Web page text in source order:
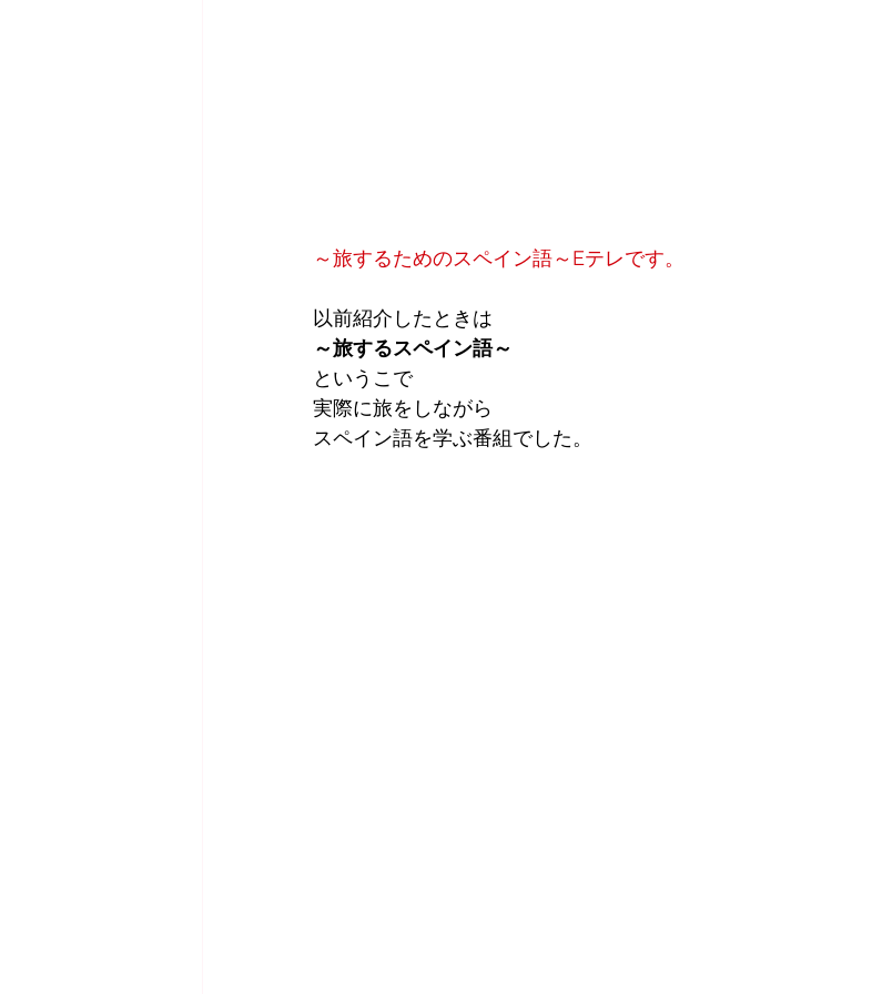
～旅するためのスペイン語～Eテレです。
以前紹介したときは
～旅するスペイン語～
というこで
実際に旅をしながら
スペイン語を学ぶ番組でした。